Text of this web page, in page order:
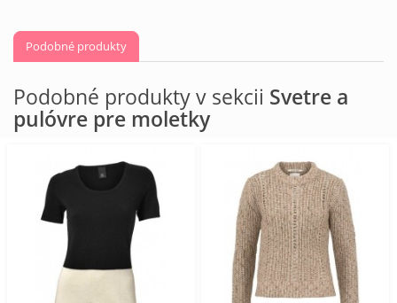
Podobné produkty
Podobné produkty v sekcii Svetre a
pulóvre pre moletky